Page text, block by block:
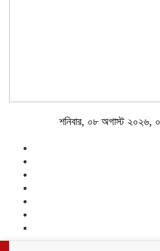
শনিবার, ০৮ অগাস্ট ২০২৬,